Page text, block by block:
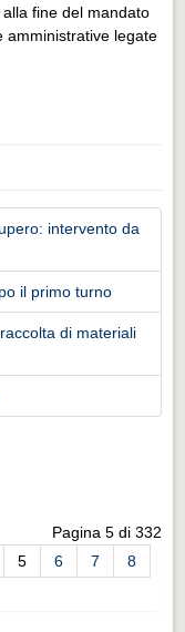
fine del mandato
amministrative legate
intervento da
il primo turno
di materiali
Pagina 5 di 332
5 6 7
8